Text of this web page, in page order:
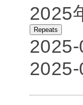
2025
Repeats